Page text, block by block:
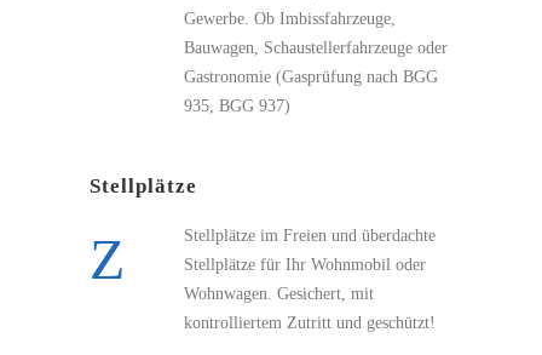
Gewerbe. Ob Imbissfahrzeuge,
Bauwagen, Schaustellerfahrzeuge oder
Gastronomie (Gasprüfung nach BGG
935, BGG 937)
Stellplätze
Stellplätze im Freien und überdachte
Stellplätze für Ihr Wohnmobil oder
Wohnwagen. Gesichert, mit
kontrolliertem Zutritt und geschützt!